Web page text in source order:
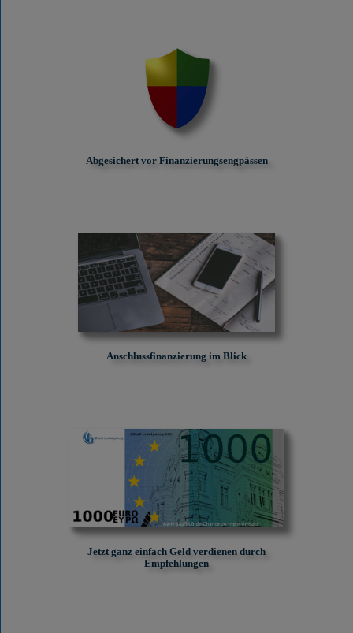
Abgesichert vor Finanzierungs­engpässen
Anschlussfinanzierung im Blick
Jetzt ganz einfach Geld verdienen durch
Empfehlungen